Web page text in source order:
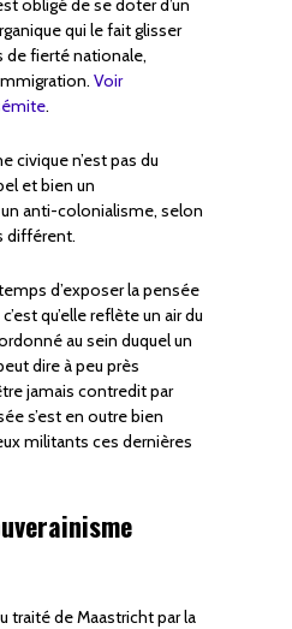
obligé de se doter d’un
qui le fait glisser
de fierté nationale,
Voir
.
civique n’est pas du
et bien un
anti-colonialisme, selon
différent.
d’exposer la pensée
qu’elle reflète un air du
au sein duquel un
dire à peu près
jamais contredit par
s’est en outre bien
militants ces dernières
traité de Maastricht par la